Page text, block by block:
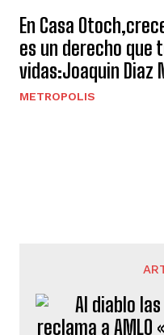
En Casa
es un derecho que
vidas:Joaquin Diaz
METROPOLIS